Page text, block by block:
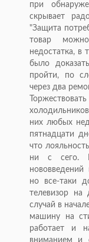
при
скрывает
"Защита
товар
недостатка, в
было
пройти, по
через два
них любых
пятнадцати
что
ни с сего.
нововведений
но все-таки
телевизор
случай в
машину на
работает и